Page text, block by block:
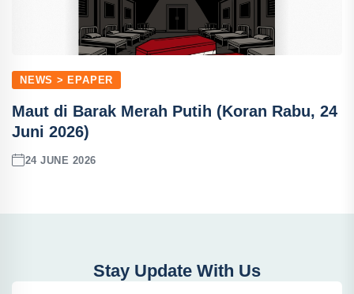
NEWS > EPAPER
Maut di Barak Merah Putih (Koran Rabu, 24
Juni 2026)
24 JUNE 2026
Stay Update With Us